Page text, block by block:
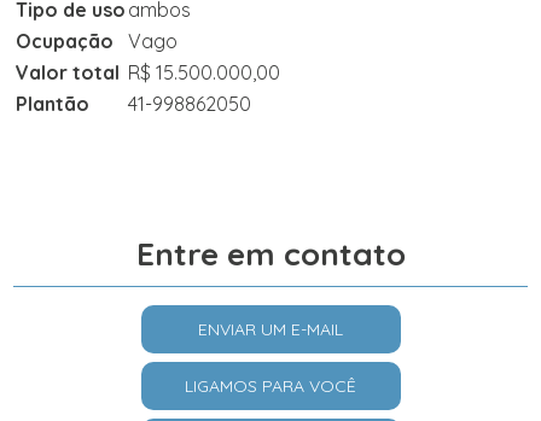
Tipo de uso ambos
Ocupação
Vago
Valor total R$ 15.500.000,00
Plantão
41-998862050
Entre em contato
ENVIAR UM E-MAIL
LIGAMOS PARA VOCÊ